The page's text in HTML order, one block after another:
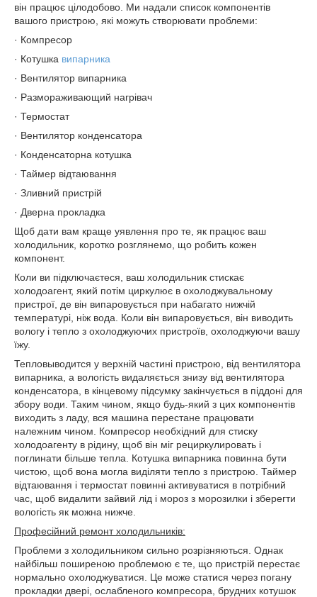
він працює цілодобово. Ми надали список компонентів
вашого пристрою, які можуть створювати проблеми:
· Компресор
· Котушка випарника
· Вентилятор випарника
· Размораживающий нагрівач
· Термостат
· Вентилятор конденсатора
· Конденсаторна котушка
· Таймер відтаювання
· Зливний пристрій
· Дверна прокладка
Щоб дати вам краще уявлення про те, як працює ваш
холодильник, коротко розглянемо, що робить кожен
компонент.
Коли ви підключаєтеся, ваш холодильник стискає
холодоагент, який потім циркулює в охолоджувальному
пристрої, де він випаровується при набагато нижчій
температурі, ніж вода. Коли він випаровується, він виводить
вологу і тепло з охолоджуючих пристроїв, охолоджуючи вашу
їжу.
Тепловыводится у верхній частині пристрою, від вентилятора
випарника, а вологість видаляється знизу від вентилятора
конденсатора, в кінцевому підсумку закінчується в піддоні для
збору води. Таким чином, якщо будь-який з цих компонентів
виходить з ладу, вся машина перестане працювати
належним чином. Компресор необхідний для стиску
холодоагенту в рідину, щоб він міг рециркулировать і
поглинати більше тепла. Котушка випарника повинна бути
чистою, щоб вона могла виділяти тепло з пристрою. Таймер
відтаювання і термостат повинні активуватися в потрібний
час, щоб видалити зайвий лід і мороз з морозилки і зберегти
вологість як можна нижче.
Професійний ремонт холодильників:
Проблеми з холодильником сильно розрізняються. Однак
найбільш поширеною проблемою є те, що пристрій перестає
нормально охолоджуватися. Це може статися через погану
прокладки двері, ослабленого компресора, брудних котушок